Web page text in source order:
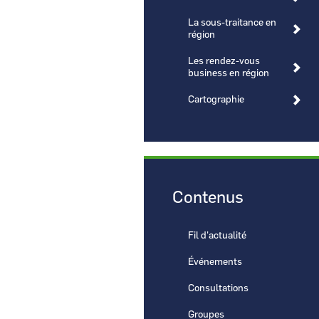
Pays de la Loire
La sous-traitance en
région
Les rendez-vous
business en région
Cartographie
Contenus
Fil d'actualité
Événements
Consultations
Groupes